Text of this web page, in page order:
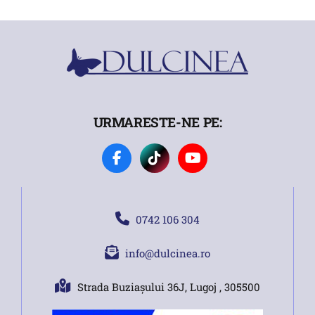
URMARESTE-NE PE:
0742 106 304
info@dulcinea.ro
Strada Buziașului 36J, Lugoj , 305500